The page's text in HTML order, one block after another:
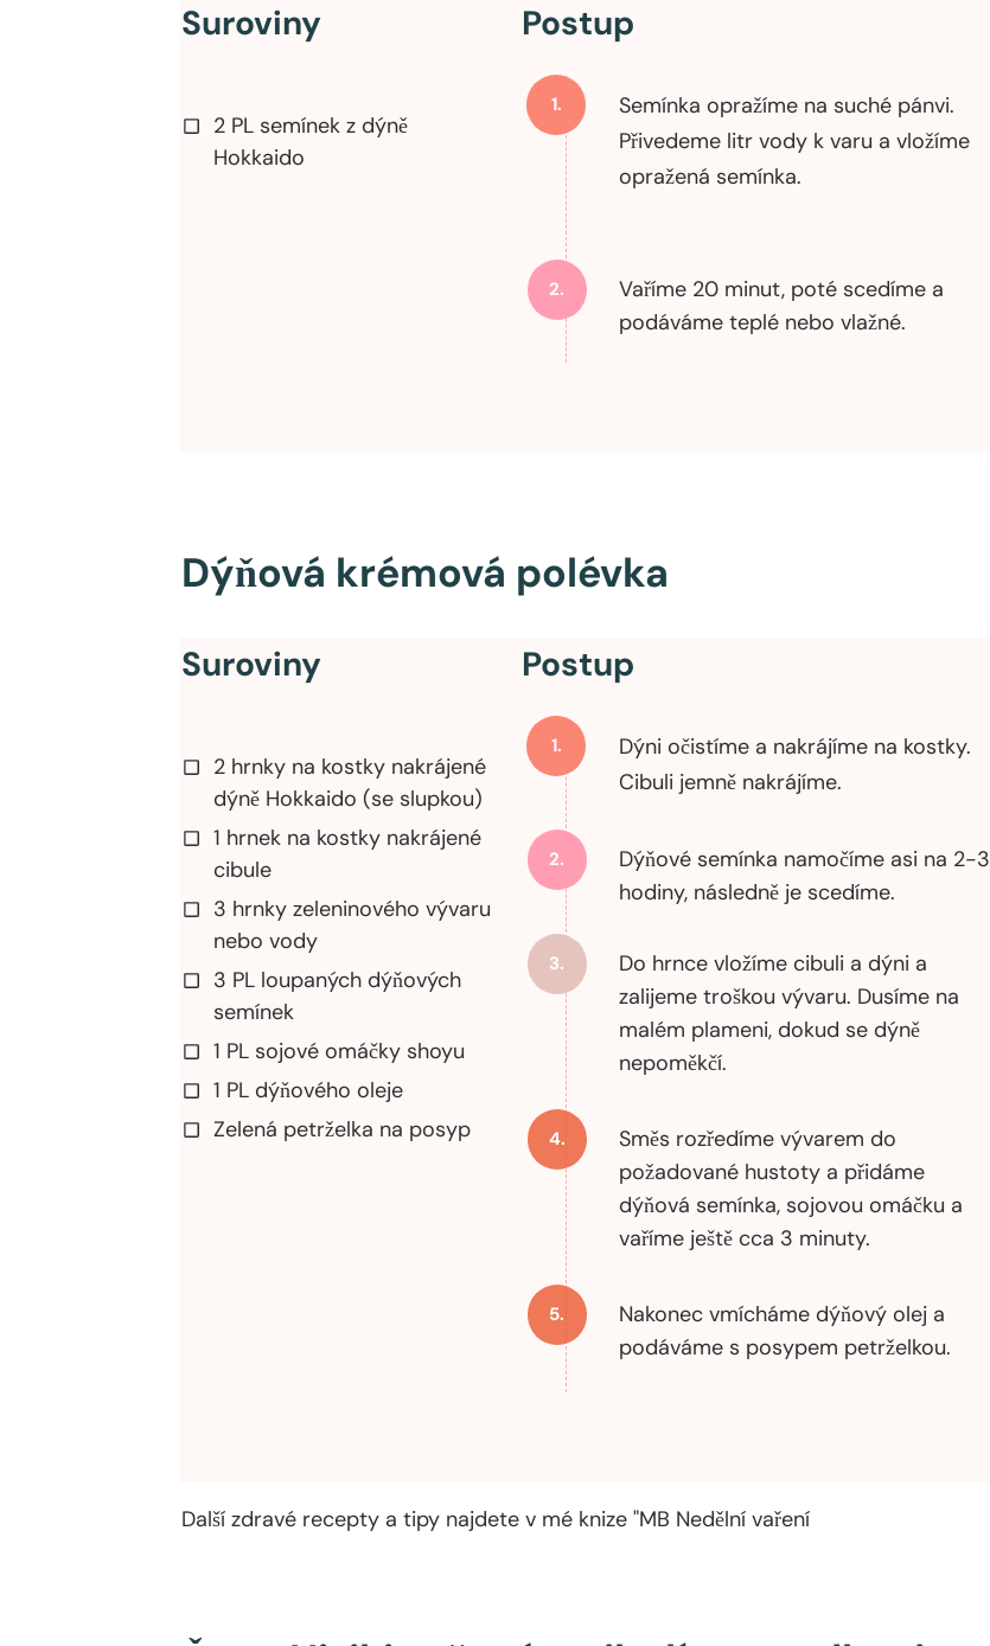
Suroviny
2 PL semínek z dýně
Hokkaido
Postup
1.
Semínka opražíme na suché pánvi.
Přivedeme litr vody k varu a vložíme
opražená semínka.
2.
Vaříme 20 minut, poté scedíme a
podáváme teplé nebo vlažné.
Dýňová krémová polévka
Suroviny
2 hrnky na kostky nakrájené
dýně Hokkaido (se slupkou)
1 hrnek na kostky nakrájené
cibule
3 hrnky zeleninového vývaru
nebo vody
3 PL loupaných dýňových
semínek
1 PL sojové omáčky shoyu
1 PL dýňového oleje
Zelená petrželka na posyp
Postup
1.
Dýni očistíme a nakrájíme na kostky.
Cibuli jemně nakrájíme.
2.
Dýňové semínka namočíme asi na 2-3
hodiny, následně je scedíme.
3.
Do hrnce vložíme cibuli a dýni a
zalijeme troškou vývaru. Dusíme na
malém plameni, dokud se dýně
nepoměkčí.
4.
Směs rozředíme vývarem do
požadované hustoty a přidáme
dýňová semínka, sojovou omáčku a
vaříme ještě cca 3 minuty.
5.
Nakonec vmícháme dýňový olej a
podáváme s posypem petrželkou.
Další zdravé recepty a tipy najdete v mé knize "MB Nedělní vaření